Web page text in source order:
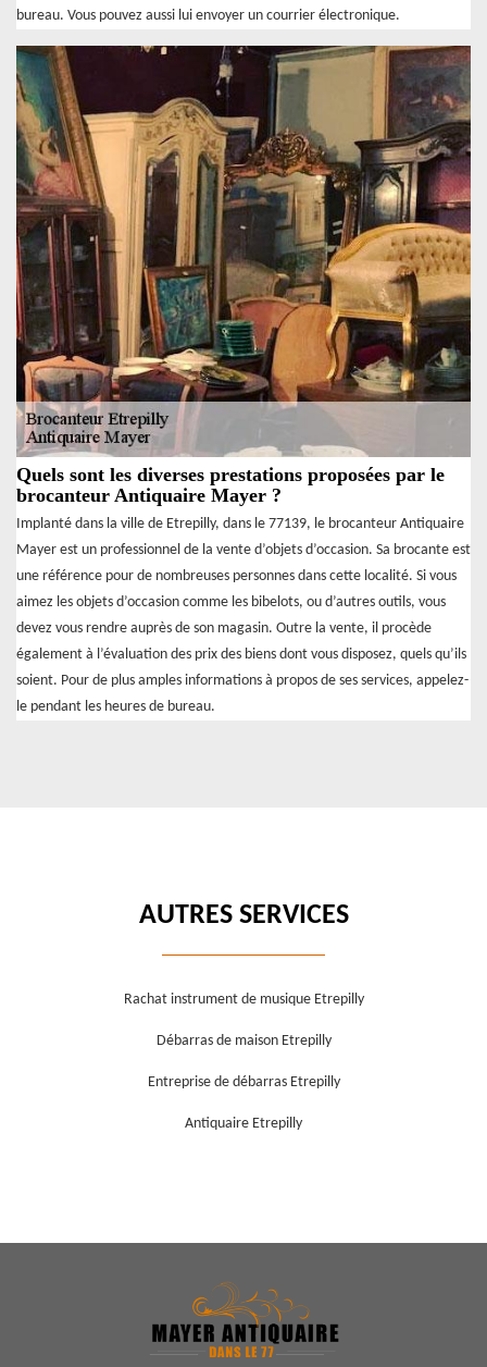
bureau. Vous pouvez aussi lui envoyer un courrier électronique.
Quels sont les diverses prestations proposées par le
brocanteur Antiquaire Mayer ?
Implanté dans la ville de Etrepilly, dans le 77139, le brocanteur Antiquaire
Mayer est un professionnel de la vente d’objets d’occasion. Sa brocante est
une référence pour de nombreuses personnes dans cette localité. Si vous
aimez les objets d’occasion comme les bibelots, ou d’autres outils, vous
devez vous rendre auprès de son magasin. Outre la vente, il procède
également à l’évaluation des prix des biens dont vous disposez, quels qu’ils
soient. Pour de plus amples informations à propos de ses services, appelez-
le pendant les heures de bureau.
AUTRES SERVICES
Rachat instrument de musique Etrepilly
Débarras de maison Etrepilly
Entreprise de débarras Etrepilly
Antiquaire Etrepilly